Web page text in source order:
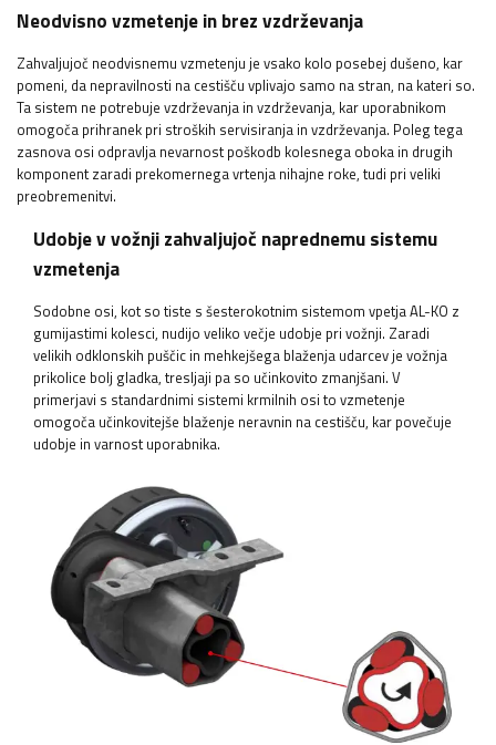
Neodvisno vzmetenje in brez vzdrževanja
Zahvaljujoč neodvisnemu vzmetenju je vsako kolo posebej dušeno, kar
pomeni, da nepravilnosti na cestišču vplivajo samo na stran, na kateri so.
Ta sistem ne potrebuje vzdrževanja in vzdrževanja, kar uporabnikom
omogoča prihranek pri stroških servisiranja in vzdrževanja. Poleg tega
zasnova osi odpravlja nevarnost poškodb kolesnega oboka in drugih
komponent zaradi prekomernega vrtenja nihajne roke, tudi pri veliki
preobremenitvi.
Udobje v vožnji zahvaljujoč naprednemu sistemu
vzmetenja
Sodobne osi, kot so tiste s šesterokotnim sistemom vpetja AL-KO z
gumijastimi kolesci, nudijo veliko večje udobje pri vožnji. Zaradi
velikih odklonskih puščic in mehkejšega blaženja udarcev je vožnja
prikolice bolj gladka, tresljaji pa so učinkovito zmanjšani. V
primerjavi s standardnimi sistemi krmilnih osi to vzmetenje
omogoča učinkovitejše blaženje neravnin na cestišču, kar povečuje
udobje in varnost uporabnika.